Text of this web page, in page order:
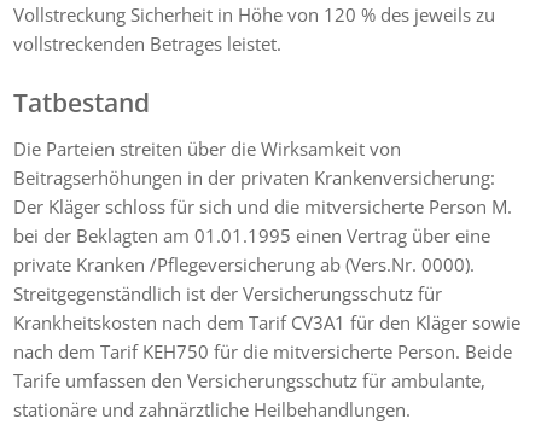
Vollstreckung Sicherheit in Höhe von 120 % des jeweils zu
vollstreckenden Betrages leistet.
Tatbestand
Die Parteien streiten über die Wirksamkeit von
Beitragserhöhungen in der privaten Krankenversicherung:
Der Kläger schloss für sich und die mitversicherte Person M.
bei der Beklagten am 01.01.1995 einen Vertrag über eine
private Kranken /Pflegeversicherung ab (Vers.Nr. 0000).
Streitgegenständlich ist der Versicherungsschutz für
Krankheitskosten nach dem Tarif CV3A1 für den Kläger sowie
nach dem Tarif KEH750 für die mitversicherte Person. Beide
Tarife umfassen den Versicherungsschutz für ambulante,
stationäre und zahnärztliche Heilbehandlungen.